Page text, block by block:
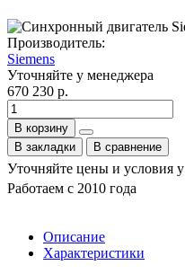
Производитель:
Siemens
Уточняйте у менеджера
670 230 р.
В корзину
В закладки
В сравнение
Уточняйте цены и условия у
Работаем с 2010 года
Описание
Характеристики